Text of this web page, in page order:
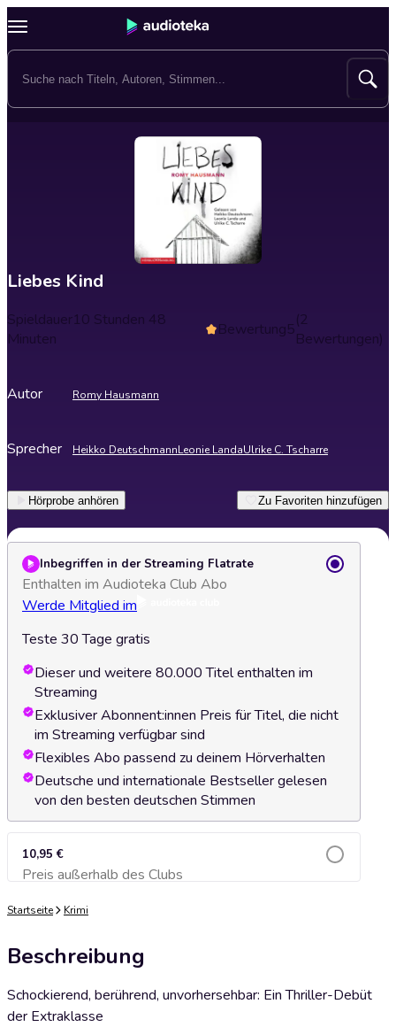
Liebes Kind
Spieldauer10 Stunden 48
Minuten
Bewertung5(2
Bewertungen)
Autor Romy Hausmann
Sprecher Heikko DeutschmannLeonie LandaUlrike C. Tscharre
Hörprobe anhören Zu Favoriten hinzufügen
Inbegriffen in der Streaming Flatrate
Enthalten im Audioteka Club Abo
Werde Mitglied im
Teste 30 Tage gratis
Dieser und weitere 80.000 Titel enthalten im
Streaming
Exklusiver Abonnent:innen Preis für Titel, die nicht
im Streaming verfügbar sind
Flexibles Abo passend zu deinem Hörverhalten
Deutsche und internationale Bestseller gelesen
von den besten deutschen Stimmen
10,95 €
Preis außerhalb des ClubsZum Warenkorb hinzufügen
Startseite Krimi
Beschreibung
Schockierend, berührend, unvorhersehbar: Ein Thriller-Debüt
der Extraklasse